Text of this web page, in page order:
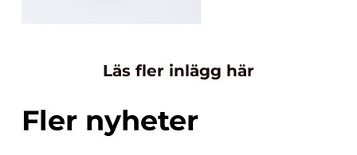
Läs fler inlägg här
Fler nyheter